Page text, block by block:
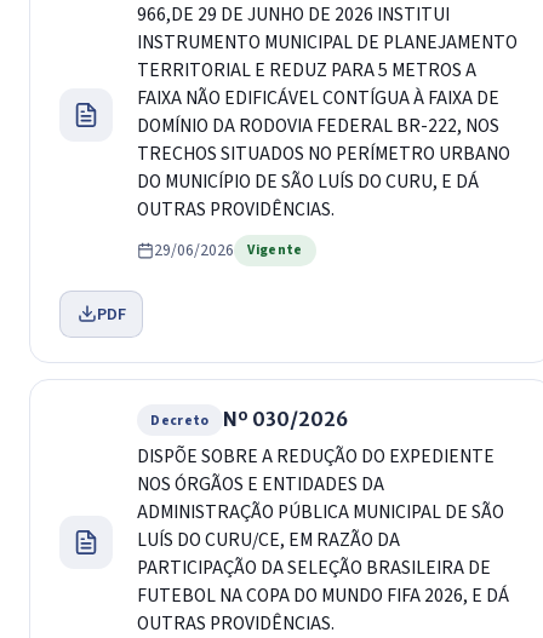
966,DE 29 DE JUNHO DE 2026 INSTITUI
INSTRUMENTO MUNICIPAL DE PLANEJAMENTO
TERRITORIAL E REDUZ PARA 5 METROS A
FAIXA NÃO EDIFICÁVEL CONTÍGUA À FAIXA DE
DOMÍNIO DA RODOVIA FEDERAL BR-222, NOS
TRECHOS SITUADOS NO PERÍMETRO URBANO
DO MUNICÍPIO DE SÃO LUÍS DO CURU, E DÁ
OUTRAS PROVIDÊNCIAS.
29/06/2026 Vigente
PDF
Decreto Nº 030/2026
DISPÕE SOBRE A REDUÇÃO DO EXPEDIENTE
NOS ÓRGÃOS E ENTIDADES DA
ADMINISTRAÇÃO PÚBLICA MUNICIPAL DE SÃO
LUÍS DO CURU/CE, EM RAZÃO DA
PARTICIPAÇÃO DA SELEÇÃO BRASILEIRA DE
FUTEBOL NA COPA DO MUNDO FIFA 2026, E DÁ
OUTRAS PROVIDÊNCIAS.